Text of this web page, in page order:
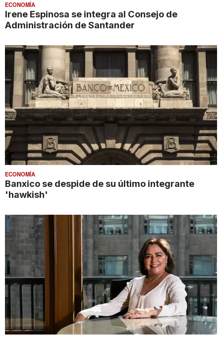
ECONOMÍA
Irene Espinosa se integra al Consejo de
Administración de Santander
ECONOMÍA
Banxico se despide de su último integrante
'hawkish'